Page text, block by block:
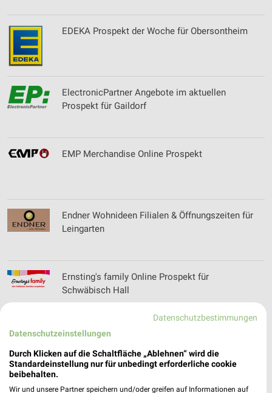
EDEKA Prospekt der Woche für Obersontheim
ElectronicPartner Angebote im aktuellen
Prospekt für Gaildorf
EMP Merchandise Online Prospekt
Endner Wohnideen Filialen & Öffnungszeiten für
Leingarten
Ernsting's family Online Prospekt für
Schwäbisch Hall
EURONICS Angebote im aktuellen Prospekt für
Adelmannsfelden
Datenschutzbestimmungen
Datenschutzeinstellungen
Durch Klicken auf die Schaltfläche „Ablehnen“ wird die
Standardeinstellung nur für unbedingt erforderliche cookie
beibehalten.
Wir und unsere Partner speichern und/oder greifen auf Informationen auf